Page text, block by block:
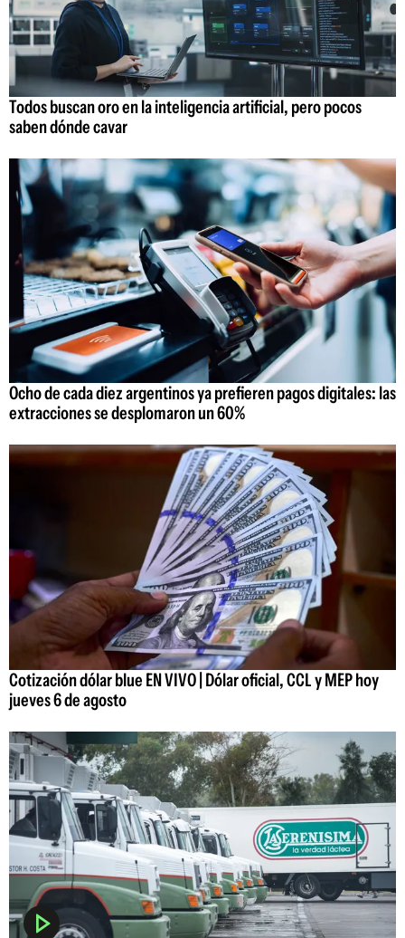
Todos buscan oro en la inteligencia artificial, pero pocos
saben dónde cavar
Ocho de cada diez argentinos ya prefieren pagos digitales: las
extracciones se desplomaron un 60%
Cotización dólar blue EN VIVO | Dólar oficial, CCL y MEP hoy
jueves 6 de agosto